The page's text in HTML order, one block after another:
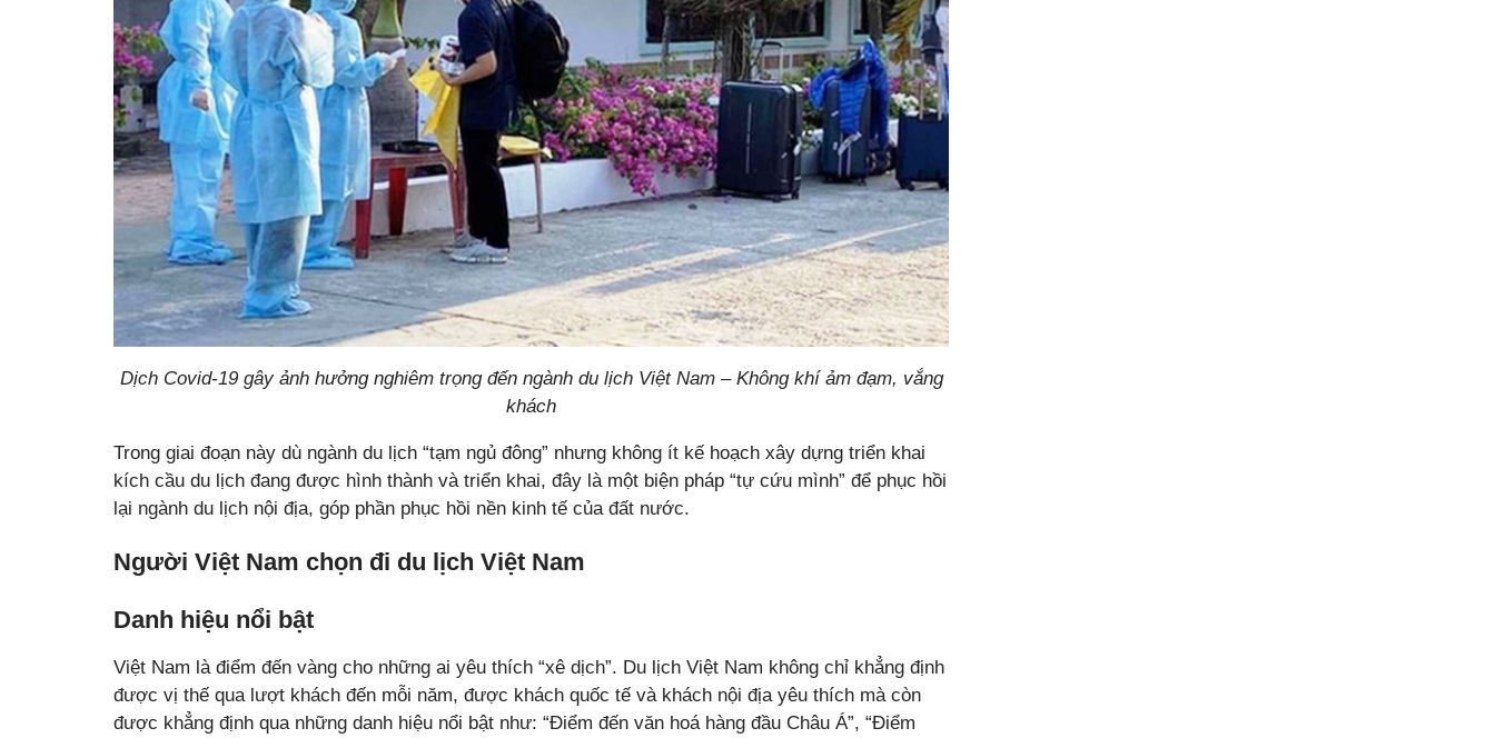
Dịch Covid-19 gây ảnh hưởng nghiêm trọng đến ngành du lịch Việt Nam – Không khí ảm đạm, vắng
khách
Trong giai đoạn này dù ngành du lịch “tạm ngủ đông” nhưng không ít kế hoạch xây dựng triển khai
kích cầu du lịch đang được hình thành và triển khai, đây là một biện pháp “tự cứu mình” để phục hồi
lại ngành du lịch nội địa, góp phần phục hồi nền kinh tế của đất nước.
Người Việt Nam chọn đi du lịch Việt Nam
Danh hiệu nổi bật
Việt Nam là điểm đến vàng cho những ai yêu thích “xê dịch”. Du lịch Việt Nam không chỉ khẳng định
được vị thế qua lượt khách đến mỗi năm, được khách quốc tế và khách nội địa yêu thích mà còn
được khẳng định qua những danh hiệu nổi bật như: “Điểm đến văn hoá hàng đầu Châu Á”, “Điểm